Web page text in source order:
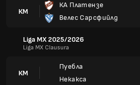
КМ
КА Платензе
Велес Сарсфийлд
Liga MX 2025/2026
Liga MX Clausura
КМ
Пуебла
Некакса